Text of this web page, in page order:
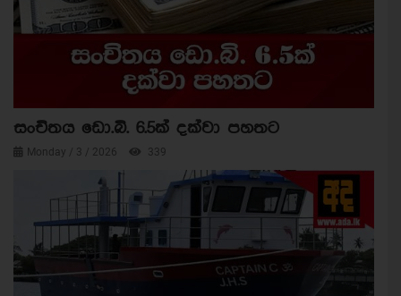
සංචිතය ඩො.බි. 6.5ක් දක්වා පහතට
Monday / 3 / 2026 339